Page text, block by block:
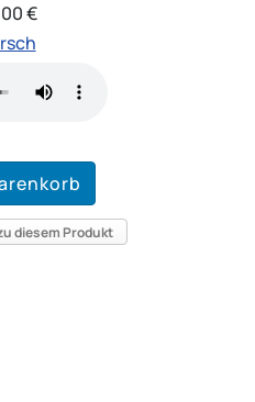
€
diesem Produkt